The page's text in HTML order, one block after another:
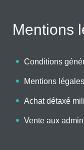
Mentions
Conditions
Mentions légales
Achat détaxé
Vente aux